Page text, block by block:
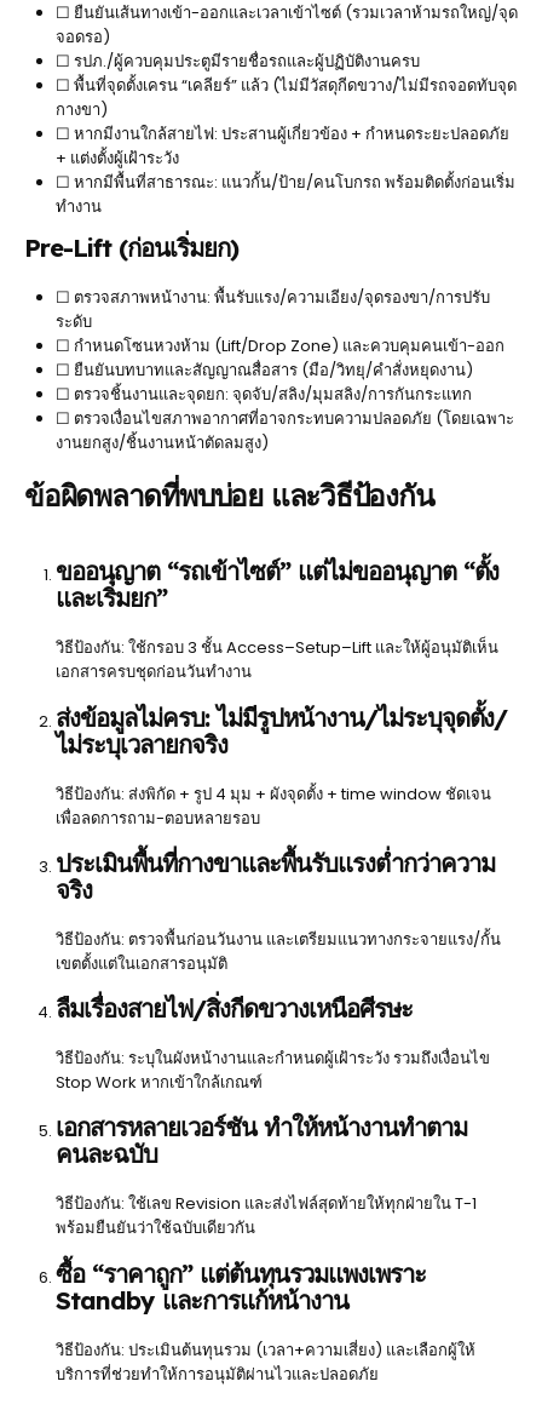
☐ ยืนยันเส้นทางเข้า-ออกและเวลาเข้าไซต์ (รวมเวลาห้ามรถใหญ่/จุด
จอดรอ)
☐ รปภ./ผู้ควบคุมประตูมีรายชื่อรถและผู้ปฏิบัติงานครบ
☐ พื้นที่จุดตั้งเครน “เคลียร์” แล้ว (ไม่มีวัสดุกีดขวาง/ไม่มีรถจอดทับจุด
กางขา)
☐ หากมีงานใกล้สายไฟ: ประสานผู้เกี่ยวข้อง + กำหนดระยะปลอดภัย
+ แต่งตั้งผู้เฝ้าระวัง
☐ หากมีพื้นที่สาธารณะ: แนวกั้น/ป้าย/คนโบกรถ พร้อมติดตั้งก่อนเริ่ม
ทำงาน
Pre-Lift (ก่อนเริ่มยก)
☐ ตรวจสภาพหน้างาน: พื้นรับแรง/ความเอียง/จุดรองขา/การปรับ
ระดับ
☐ กำหนดโซนหวงห้าม (Lift/Drop Zone) และควบคุมคนเข้า-ออก
☐ ยืนยันบทบาทและสัญญาณสื่อสาร (มือ/วิทยุ/คำสั่งหยุดงาน)
☐ ตรวจชิ้นงานและจุดยก: จุดจับ/สลิง/มุมสลิง/การกันกระแทก
☐ ตรวจเงื่อนไขสภาพอากาศที่อาจกระทบความปลอดภัย (โดยเฉพาะ
งานยกสูง/ชิ้นงานหน้าตัดลมสูง)
ข้อผิดพลาดที่พบบ่อย และวิธีป้องกัน
ขออนุญาต “รถเข้าไซต์” แต่ไม่ขออนุญาต “ตั้ง
และเริ่มยก”
วิธีป้องกัน: ใช้กรอบ 3 ชั้น Access–Setup–Lift และให้ผู้อนุมัติเห็น
เอกสารครบชุดก่อนวันทำงาน
ส่งข้อมูลไม่ครบ: ไม่มีรูปหน้างาน/ไม่ระบุจุดตั้ง/
ไม่ระบุเวลายกจริง
วิธีป้องกัน: ส่งพิกัด + รูป 4 มุม + ผังจุดตั้ง + time window ชัดเจน
เพื่อลดการถาม-ตอบหลายรอบ
ประเมินพื้นที่กางขาและพื้นรับแรงต่ำกว่าความ
จริง
วิธีป้องกัน: ตรวจพื้นก่อนวันงาน และเตรียมแนวทางกระจายแรง/กั้น
เขตตั้งแต่ในเอกสารอนุมัติ
ลืมเรื่องสายไฟ/สิ่งกีดขวางเหนือศีรษะ
วิธีป้องกัน: ระบุในผังหน้างานและกำหนดผู้เฝ้าระวัง รวมถึงเงื่อนไข
Stop Work หากเข้าใกล้เกณฑ์
เอกสารหลายเวอร์ชัน ทำให้หน้างานทำตาม
คนละฉบับ
วิธีป้องกัน: ใช้เลข Revision และส่งไฟล์สุดท้ายให้ทุกฝ่ายใน T-1
พร้อมยืนยันว่าใช้ฉบับเดียวกัน
ซื้อ “ราคาถูก” แต่ต้นทุนรวมแพงเพราะ
Standby และการแก้หน้างาน
วิธีป้องกัน: ประเมินต้นทุนรวม (เวลา+ความเสี่ยง) และเลือกผู้ให้
บริการที่ช่วยทำให้การอนุมัติผ่านไวและปลอดภัย